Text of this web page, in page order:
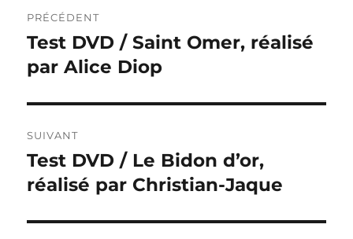
de
l’article
PRÉCÉDENT
Publication
précédente :
Test DVD / Saint Omer, réalisé
par Alice Diop
SUIVANT
Publication
suivante :
Test DVD / Le Bidon d’or,
réalisé par Christian-Jaque